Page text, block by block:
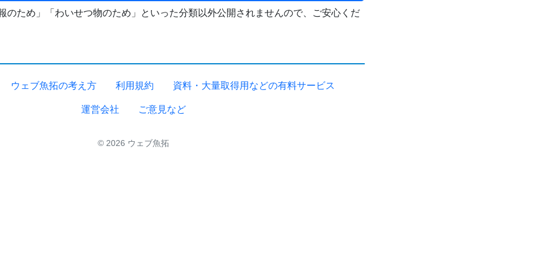
のため」「わいせつ物のため」といった分類以外公開されませんので、ご安心くだ
ウェブ魚拓の考え方 利用規約 資料・大量取得用などの有料サービス
運営会社 ご意見など
© 2026 ウェブ魚拓